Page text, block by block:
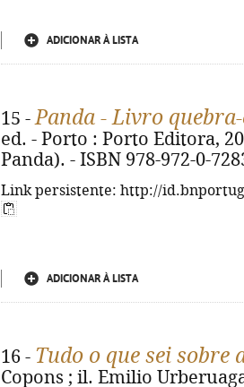
ADICIONAR À LISTA
15 -Panda - Livro
ed. - Porto : Porto Editora,
Panda). - ISBN 978-972-0-
Link persistente: http://
ADICIONAR À LISTA
16 - Tudo o que sei sobre
Copons ; il. Emilio